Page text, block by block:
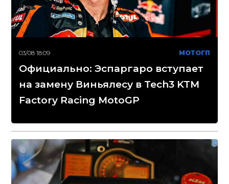
03/08 18:09 МОТОГП
Официально: Эспаргаро вступает
на замену Виньялесу в Tech3 KTM
Factory Racing MotoGP